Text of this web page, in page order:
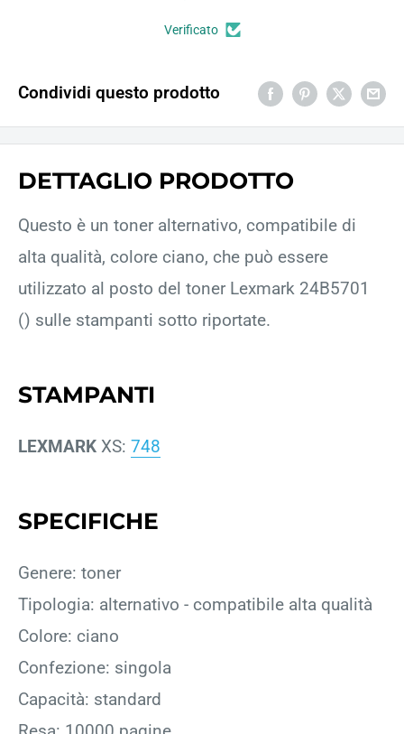
Verificato
Condividi questo prodotto
DETTAGLIO PRODOTTO
Questo è un toner alternativo, compatibile di
alta qualità, colore ciano, che può essere
utilizzato al posto del toner Lexmark 24B5701
() sulle stampanti sotto riportate.
STAMPANTI
LEXMARK XS: 748
SPECIFICHE
Genere: toner
Tipologia: alternativo - compatibile alta qualità
Colore: ciano
Confezione: singola
Capacità: standard